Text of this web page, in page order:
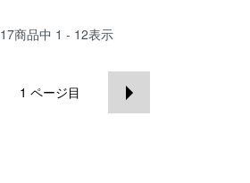
17商品中 1 - 12表示
1 ページ目